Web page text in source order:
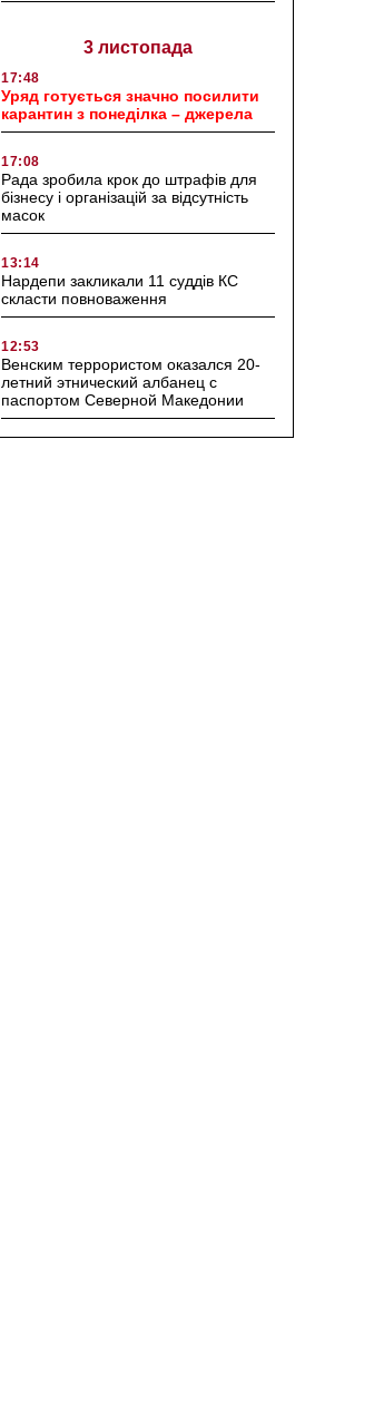
3 листопада
17:48
Уряд готується значно посилити
карантин з понеділка – джерела
17:08
Рада зробила крок до штрафів для
бізнесу і організацій за відсутність
масок
13:14
Нардепи закликали 11 суддів КС
скласти повноваження
12:53
Венским террористом оказался 20-
летний этнический албанец с
паспортом Северной Македонии